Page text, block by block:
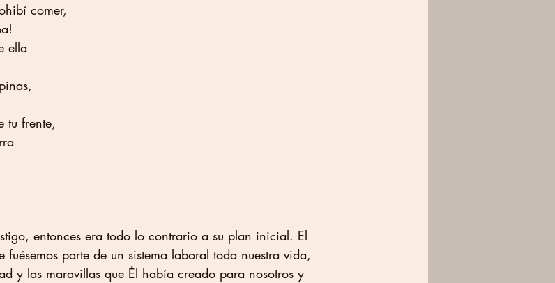
comer,
ella
tu frente,
entonces era todo lo contrario a su plan inicial. El
parte de un sistema laboral toda nuestra vida,
y las maravillas que Él había creado para nosotros y